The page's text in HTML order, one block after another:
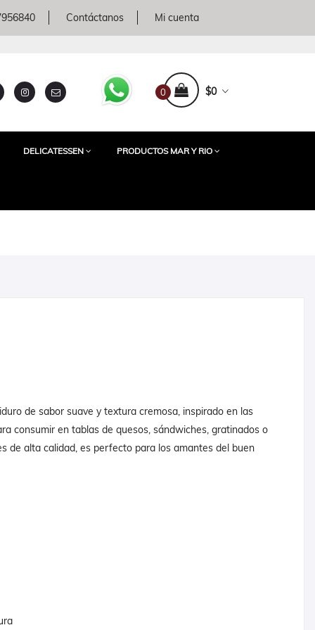
Contáctanos Mi cuenta
$0
0
DELICATESSEN PRODUCTOS MAR Y RIO
de sabor suave y textura cremosa, inspirado en las
consumir en tablas de quesos, sándwiches, gratinados o
de alta calidad, es perfecto para los amantes del buen